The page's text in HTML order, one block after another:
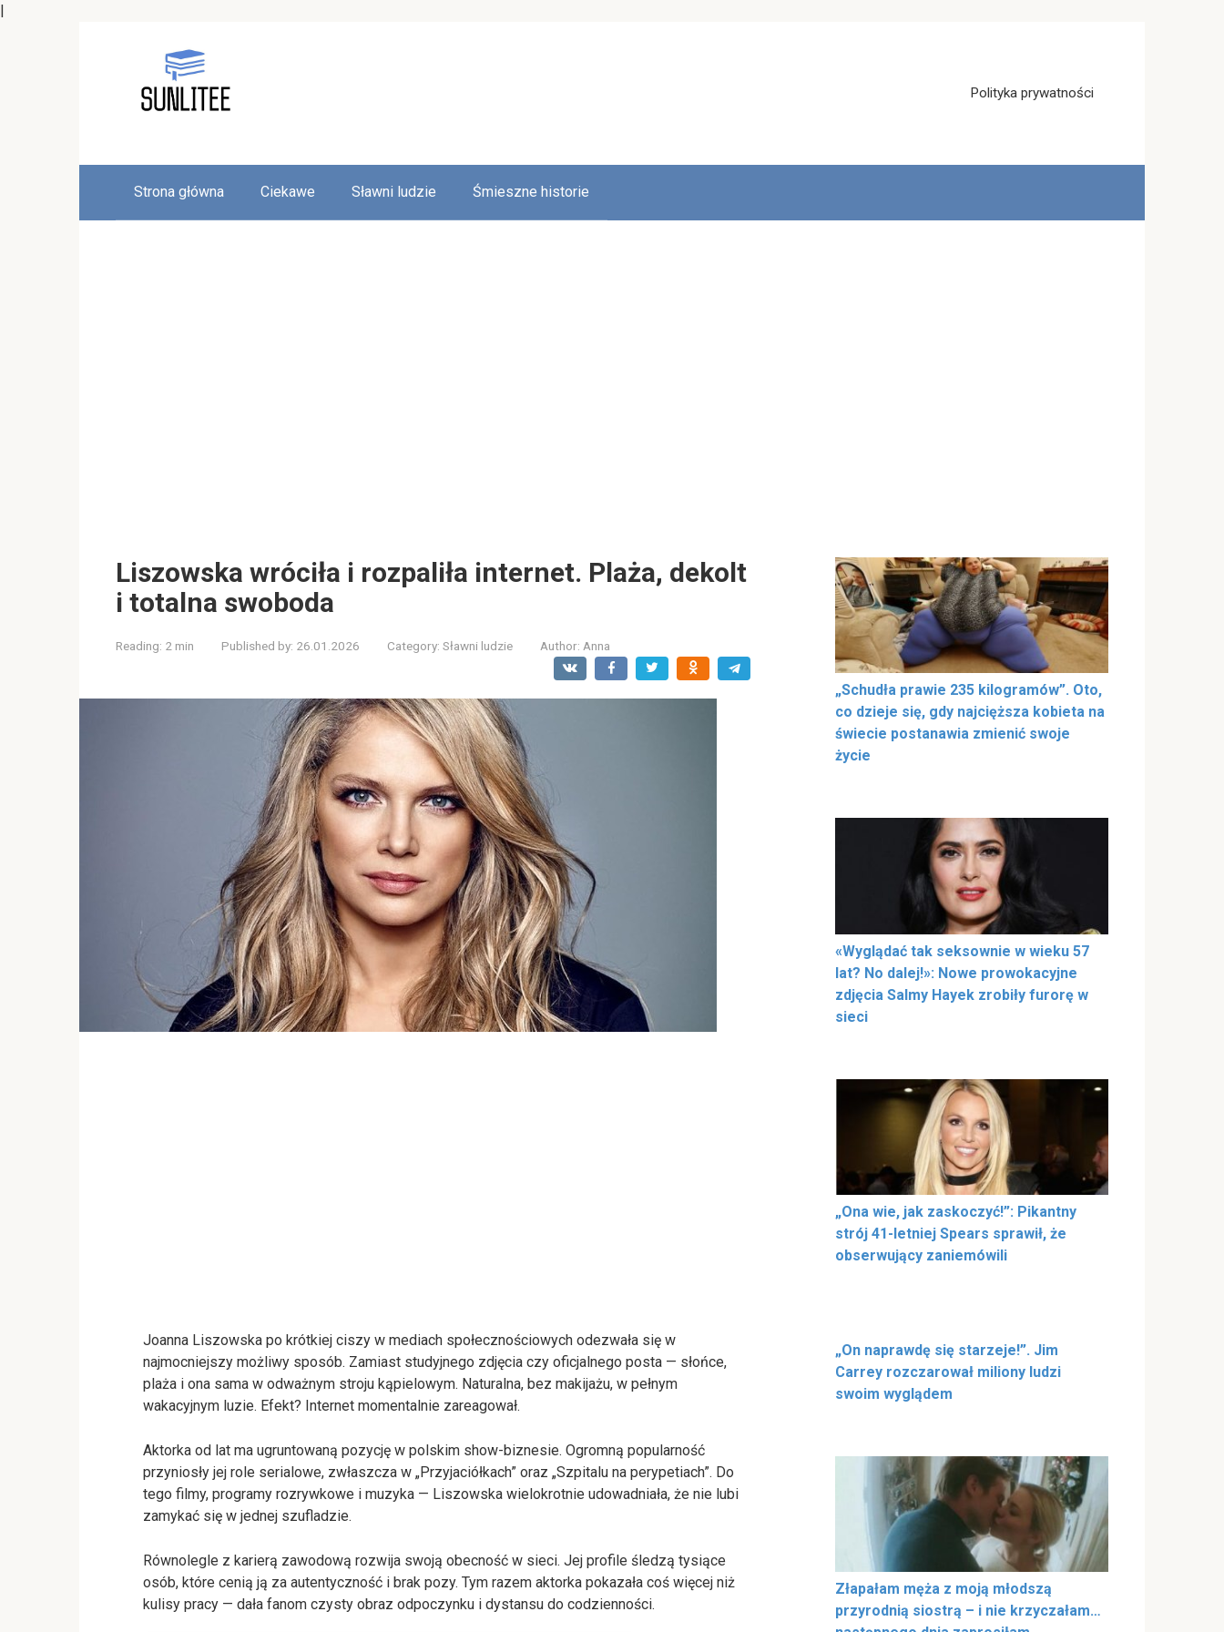
|
Polityka prywatności
Strona główna Ciekawe Sławni ludzie Śmieszne historie
Liszowska wróciła i rozpaliła internet. Plaża, dekolt
i totalna swoboda
Reading: 2 min Published by: 26.01.2026 Category: Sławni ludzie Author: Anna
Joanna Liszowska po krótkiej ciszy w mediach społecznościowych odezwała się w
najmocniejszy możliwy sposób. Zamiast studyjnego zdjęcia czy oficjalnego posta — słońce,
plaża i ona sama w odważnym stroju kąpielowym. Naturalna, bez makijażu, w pełnym
wakacyjnym luzie. Efekt? Internet momentalnie zareagował.
Aktorka od lat ma ugruntowaną pozycję w polskim show-biznesie. Ogromną popularność
przyniosły jej role serialowe, zwłaszcza w „Przyjaciółkach” oraz „Szpitalu na perypetiach”. Do
tego filmy, programy rozrywkowe i muzyka — Liszowska wielokrotnie udowadniała, że nie lubi
zamykać się w jednej szufladzie.
Równolegle z karierą zawodową rozwija swoją obecność w sieci. Jej profile śledzą tysiące
osób, które cenią ją za autentyczność i brak pozy. Tym razem aktorka pokazała coś więcej niż
kulisy pracy — dała fanom czysty obraz odpoczynku i dystansu do codzienności.
„Schudła prawie 235 kilogramów”. Oto,
co dzieje się, gdy najcięższa kobieta na
świecie postanawia zmienić swoje
życie
«Wyglądać tak seksownie w wieku 57
lat? No dalej!»: Nowe prowokacyjne
zdjęcia Salmy Hayek zrobiły furorę w
sieci
„Ona wie, jak zaskoczyć!”: Pikantny
strój 41-letniej Spears sprawił, że
obserwujący zaniemówili
„On naprawdę się starzeje!”. Jim
Carrey rozczarował miliony ludzi
swoim wyglądem
Złapałam męża z moją młodszą
przyrodnią siostrą – i nie krzyczałam…